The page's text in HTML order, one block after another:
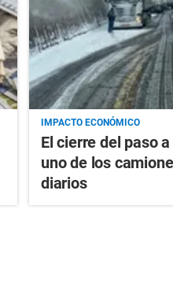
IMPACTO ECONÓMICO
El cierre del paso
uno de los
diarios